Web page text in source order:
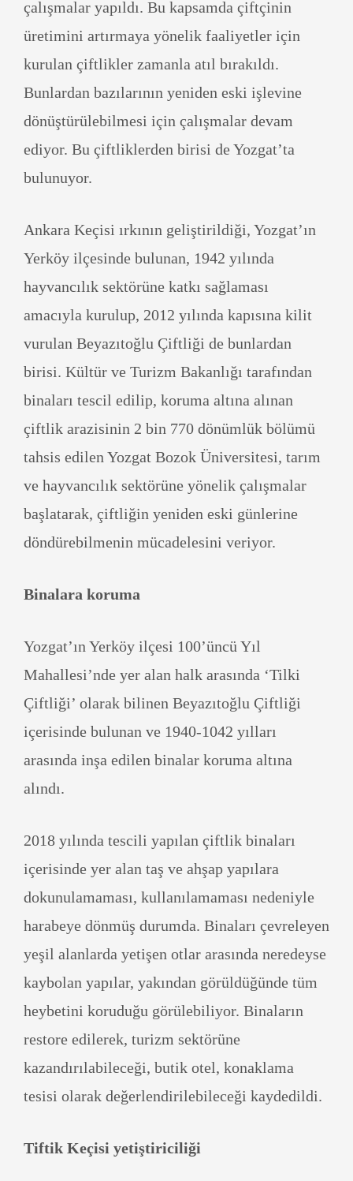
çalışmalar yapıldı. Bu kapsamda çiftçinin
üretimini artırmaya yönelik faaliyetler için
kurulan çiftlikler zamanla atıl bırakıldı.
Bunlardan bazılarının yeniden eski işlevine
dönüştürülebilmesi için çalışmalar devam
ediyor. Bu çiftliklerden birisi de Yozgat’ta
bulunuyor.
Ankara Keçisi ırkının geliştirildiği, Yozgat’ın
Yerköy ilçesinde bulunan, 1942 yılında
hayvancılık sektörüne katkı sağlaması
amacıyla kurulup, 2012 yılında kapısına kilit
vurulan Beyazıtoğlu Çiftliği de bunlardan
birisi. Kültür ve Turizm Bakanlığı tarafından
binaları tescil edilip, koruma altına alınan
çiftlik arazisinin 2 bin 770 dönümlük bölümü
tahsis edilen Yozgat Bozok Üniversitesi, tarım
ve hayvancılık sektörüne yönelik çalışmalar
başlatarak, çiftliğin yeniden eski günlerine
döndürebilmenin mücadelesini veriyor.
Binalara koruma
Yozgat’ın Yerköy ilçesi 100’üncü Yıl
Mahallesi’nde yer alan halk arasında ‘Tilki
Çiftliği’ olarak bilinen Beyazıtoğlu Çiftliği
içerisinde bulunan ve 1940-1042 yılları
arasında inşa edilen binalar koruma altına
alındı.
2018 yılında tescili yapılan çiftlik binaları
içerisinde yer alan taş ve ahşap yapılara
dokunulamaması, kullanılamaması nedeniyle
harabeye dönmüş durumda. Binaları çevreleyen
yeşil alanlarda yetişen otlar arasında neredeyse
kaybolan yapılar, yakından görüldüğünde tüm
heybetini koruduğu görülebiliyor. Binaların
restore edilerek, turizm sektörüne
kazandırılabileceği, butik otel, konaklama
tesisi olarak değerlendirilebileceği kaydedildi.
Tiftik Keçisi yetiştiriciliği